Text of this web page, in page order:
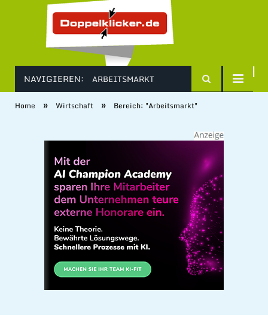
NAVIGIEREN: ARBEITSMARKT
Home » Wirtschaft » Bereich: "Arbeitsmarkt"